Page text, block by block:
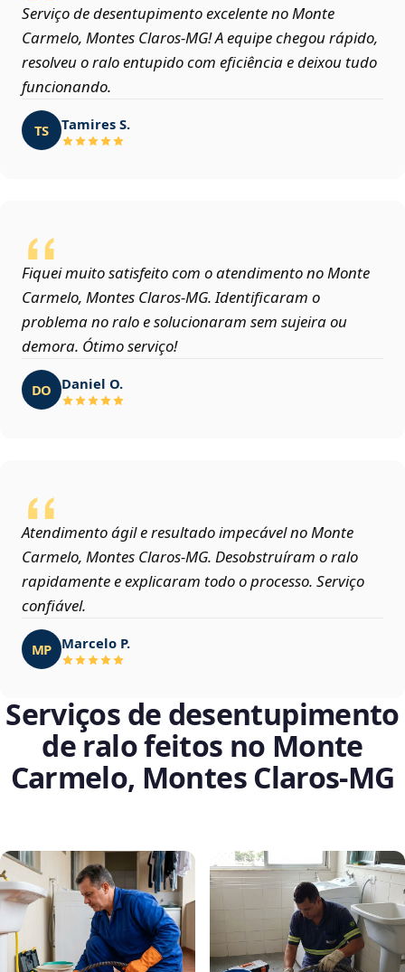
Serviço de desentupimento excelente no Monte
Carmelo, Montes Claros‑MG! A equipe chegou rápido,
resolveu o ralo entupido com eficiência e deixou tudo
funcionando.
TS Tamires S.
Fiquei muito satisfeito com o atendimento no Monte
Carmelo, Montes Claros‑MG. Identificaram o
problema no ralo e solucionaram sem sujeira ou
demora. Ótimo serviço!
DO Daniel O.
Atendimento ágil e resultado impecável no Monte
Carmelo, Montes Claros‑MG. Desobstruíram o ralo
rapidamente e explicaram todo o processo. Serviço
confiável.
MP Marcelo P.
Serviços de desentupimento
de ralo feitos no Monte
Carmelo, Montes Claros‑MG